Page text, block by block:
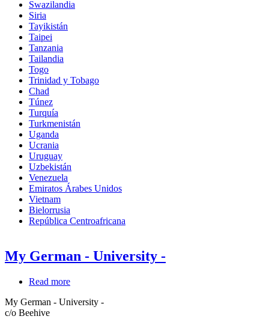
Swazilandia
Siria
Tayikistán
Taipei
Tanzania
Tailandia
Togo
Trinidad y Tobago
Chad
Túnez
Turquía
Turkmenistán
Uganda
Ucrania
Uruguay
Uzbekistán
Venezuela
Emiratos Árabes Unidos
Vietnam
Bielorrusia
República Centroafricana
My German - University -
Read more
German
My German - University -
c/o Beehive